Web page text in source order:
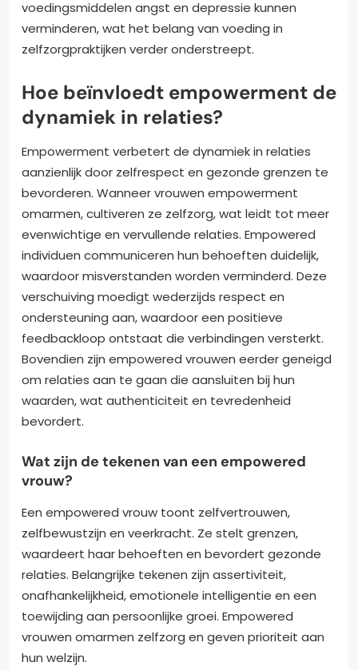
voedingsmiddelen angst en depressie kunnen
verminderen, wat het belang van voeding in
zelfzorgpraktijken verder onderstreept.
Hoe beïnvloedt empowerment de
dynamiek in relaties?
Empowerment verbetert de dynamiek in relaties
aanzienlijk door zelfrespect en gezonde grenzen te
bevorderen. Wanneer vrouwen empowerment
omarmen, cultiveren ze zelfzorg, wat leidt tot meer
evenwichtige en vervullende relaties. Empowered
individuen communiceren hun behoeften duidelijk,
waardoor misverstanden worden verminderd. Deze
verschuiving moedigt wederzijds respect en
ondersteuning aan, waardoor een positieve
feedbackloop ontstaat die verbindingen versterkt.
Bovendien zijn empowered vrouwen eerder geneigd
om relaties aan te gaan die aansluiten bij hun
waarden, wat authenticiteit en tevredenheid
bevordert.
Wat zijn de tekenen van een empowered
vrouw?
Een empowered vrouw toont zelfvertrouwen,
zelfbewustzijn en veerkracht. Ze stelt grenzen,
waardeert haar behoeften en bevordert gezonde
relaties. Belangrijke tekenen zijn assertiviteit,
onafhankelijkheid, emotionele intelligentie en een
toewijding aan persoonlijke groei. Empowered
vrouwen omarmen zelfzorg en geven prioriteit aan
hun welzijn.